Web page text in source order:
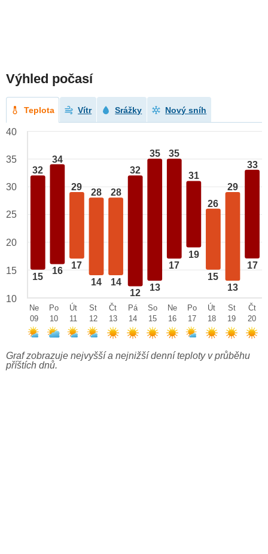
Výhled počasí
Teplota Vítr Srážky Nový sníh
32
15
34
16
29
17
28
14
28
14
32
12
35
13
35
17
31
19
26
15
29
13
33
17
40
35
30
25
20
15
10
Ne
09
Po
10
Út
11
St
12
Čt
13
Pá
14
So
15
Ne
16
Po
17
Út
18
St
19
Čt
20
Graf zobrazuje nejvyšší a nejnižší denní teploty v průběhu
příštích dnů.